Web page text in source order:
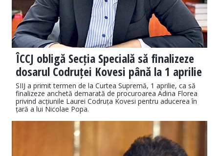
ÎCCJ obligă Secția Specială să finalizeze
dosarul Codruței Kovesi până la 1 aprilie
SIIJ a primit termen de la Curtea Supremă, 1 aprilie, ca să
finalizeze anchetă demarată de procuroarea Adina Florea
privind acțiunile Laurei Codruța Kovesi pentru aducerea în
țară a lui Nicolae Popa.